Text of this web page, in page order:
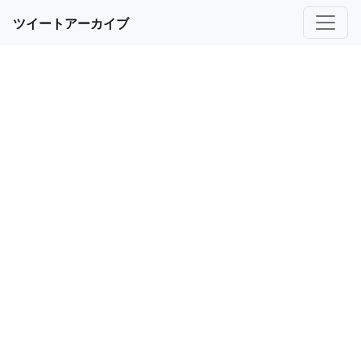
ツイートアーカイブ